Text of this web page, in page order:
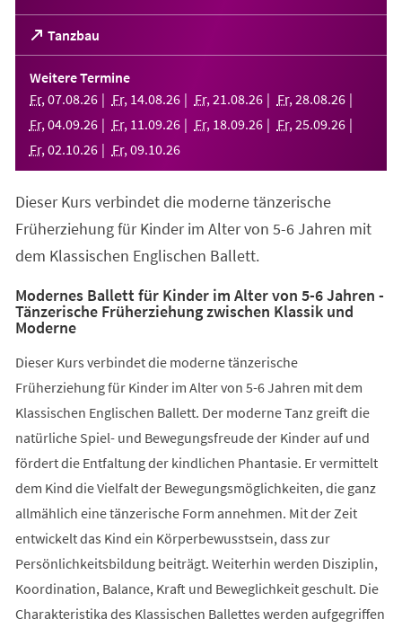
Tanzbau
(Öffnet
in
einem
neuen
Tab)
Weitere Termine
Fr, 07.08.26 Fr, 14.08.26 Fr, 21 .08.26 Fr, 28.08.26
Fr, 04.09.26 Fr, 11 .09.26 Fr, 18.09.26 Fr, 25.09.26
Fr, 02.10.26 Fr, 09.10.26
Dieser Kurs verbindet die moderne tänzerische
Früherziehung für Kinder im Alter von 5-6 Jahren mit
dem Klassischen Englischen Ballett.
Modernes Ballett für Kinder im Alter von 5-6 Jahren -
Tänzerische Früherziehung zwischen Klassik und
Moderne
Dieser Kurs verbindet die moderne tänzerische
Früherziehung für Kinder im Alter von 5-6 Jahren mit dem
Klassischen Englischen Ballett. Der moderne Tanz greift die
natürliche Spiel- und Bewegungsfreude der Kinder auf und
fördert die Entfaltung der kindlichen Phantasie. Er vermittelt
dem Kind die Vielfalt der Bewegungsmöglichkeiten, die ganz
allmählich eine tänzerische Form annehmen. Mit der Zeit
entwickelt das Kind ein Körperbewusstsein, dass zur
Persönlichkeitsbildung beiträgt. Weiterhin werden Disziplin,
Koordination, Balance, Kraft und Beweglichkeit geschult. Die
Charakteristika des Klassischen Ballettes werden aufgegriffen